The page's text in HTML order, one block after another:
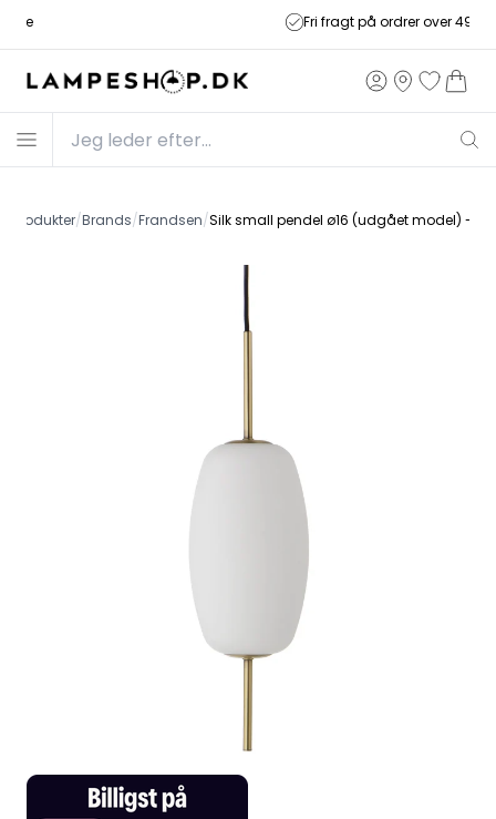
Fri fragt på ordrer over 499,-
Produkter/Brands/Frandsen/Silk small pendel ø16 (udgået model) -